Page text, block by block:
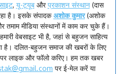
, यू-ट्यूबऔरप्रकाशन संस्थान(दास
है। इसके संपादक अशोक कुमार (अशोक
तमाम मीडिया संस्थानों में काम कर चुके हैं।
वेबसाइट भी है, जहां से बहुजन साहित्य
है। दलित-बहुजन समाज की खबरों के लिए
लाइक और फॉलो करिए। हम तक खबर
पर ई-मेल करें या